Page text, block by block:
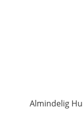
Almindelig